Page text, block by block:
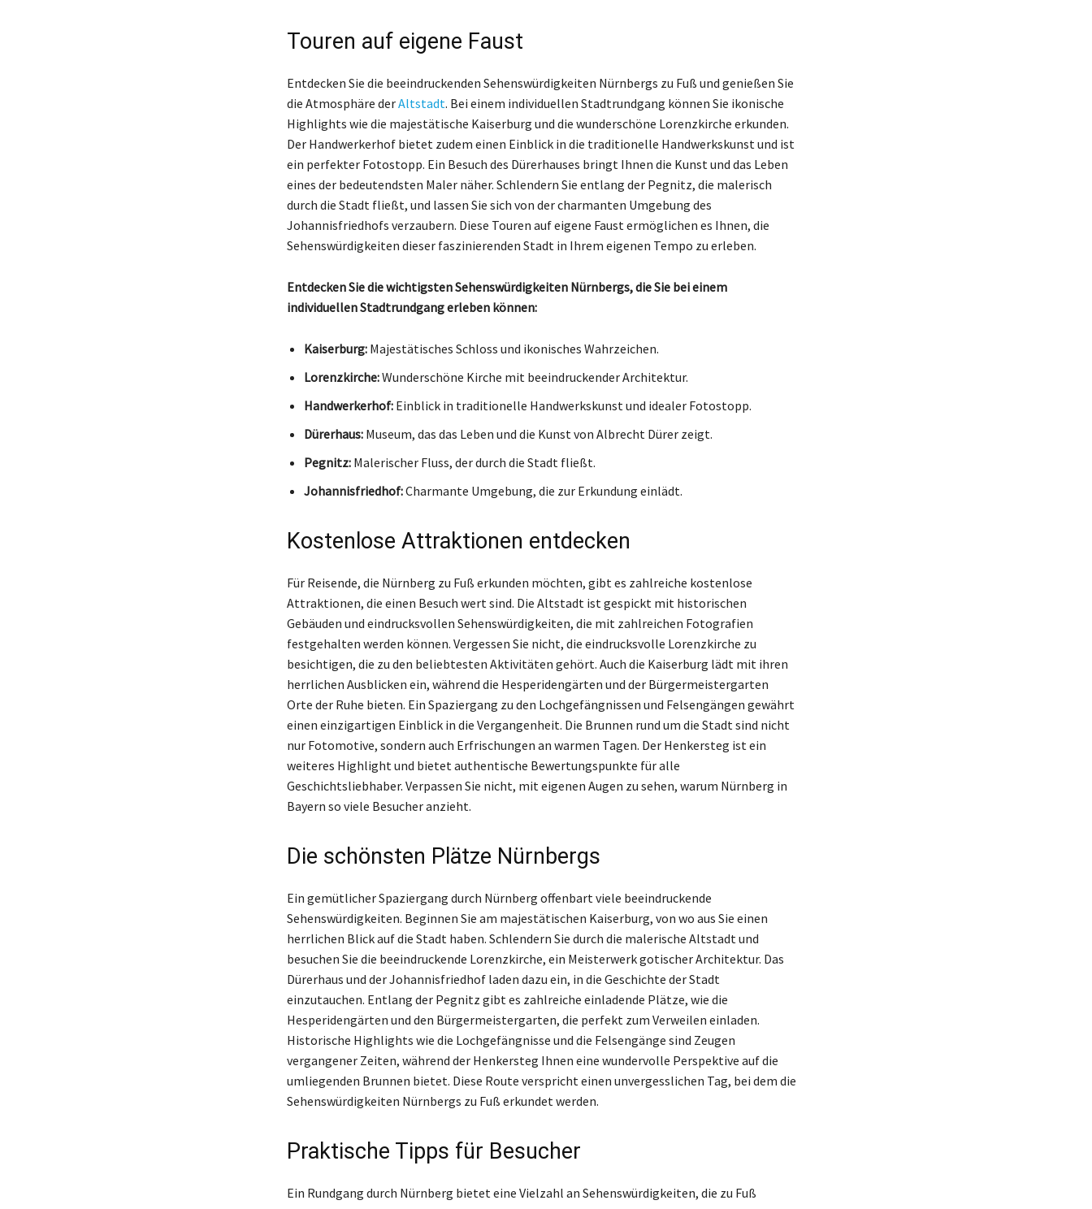
Touren auf eigene Faust
Entdecken Sie die beeindruckenden Sehenswürdigkeiten Nürnbergs zu Fuß und genießen Sie
die Atmosphäre derAltstadt. Bei einem individuellen Stadtrundgang können Sie ikonische
Highlights wie die majestätische Kaiserburg und die wunderschöne Lorenzkirche erkunden.
Der Handwerkerhof bietet zudem einen Einblick in die traditionelle Handwerkskunst und ist
ein perfekter Fotostopp. Ein Besuch des Dürerhauses bringt Ihnen die Kunst und das Leben
eines der bedeutendsten Maler näher. Schlendern Sie entlang der Pegnitz, die malerisch
durch die Stadt fließt, und lassen Sie sich von der charmanten Umgebung des
Johannisfriedhofs verzaubern. Diese Touren auf eigene Faust ermöglichen es Ihnen, die
Sehenswürdigkeiten dieser faszinierenden Stadt in Ihrem eigenen Tempo zu erleben.
Entdecken Sie die wichtigsten Sehenswürdigkeiten Nürnbergs, die Sie bei einem
individuellen Stadtrundgang erleben können:
Kaiserburg:Majestätisches Schloss und ikonisches Wahrzeichen.
Lorenzkirche:Wunderschöne Kirche mit beeindruckender Architektur.
Handwerkerhof:Einblick in traditionelle Handwerkskunst und idealer Fotostopp.
Dürerhaus:Museum, das das Leben und die Kunst von Albrecht Dürer zeigt.
Pegnitz:Malerischer Fluss, der durch die Stadt fließt.
Johannisfriedhof:Charmante Umgebung, die zur Erkundung einlädt.
Kostenlose Attraktionen entdecken
Für Reisende, die Nürnberg zu Fuß erkunden möchten, gibt es zahlreiche kostenlose
Attraktionen, die einen Besuch wert sind. Die Altstadt ist gespickt mit historischen
Gebäuden und eindrucksvollen Sehenswürdigkeiten, die mit zahlreichen Fotografien
festgehalten werden können. Vergessen Sie nicht, die eindrucksvolle Lorenzkirche zu
besichtigen, die zu den beliebtesten Aktivitäten gehört. Auch die Kaiserburg lädt mit ihren
herrlichen Ausblicken ein, während die Hesperidengärten und der Bürgermeistergarten
Orte der Ruhe bieten. Ein Spaziergang zu den Lochgefängnissen und Felsengängen gewährt
einen einzigartigen Einblick in die Vergangenheit. Die Brunnen rund um die Stadt sind nicht
nur Fotomotive, sondern auch Erfrischungen an warmen Tagen. Der Henkersteg ist ein
weiteres Highlight und bietet authentische Bewertungspunkte für alle
Geschichtsliebhaber. Verpassen Sie nicht, mit eigenen Augen zu sehen, warum Nürnberg in
Bayern so viele Besucher anzieht.
Die schönsten Plätze Nürnbergs
Ein gemütlicher Spaziergang durch Nürnberg offenbart viele beeindruckende
Sehenswürdigkeiten. Beginnen Sie am majestätischen Kaiserburg, von wo aus Sie einen
herrlichen Blick auf die Stadt haben. Schlendern Sie durch die malerische Altstadt und
besuchen Sie die beeindruckende Lorenzkirche, ein Meisterwerk gotischer Architektur. Das
Dürerhaus und der Johannisfriedhof laden dazu ein, in die Geschichte der Stadt
einzutauchen. Entlang der Pegnitz gibt es zahlreiche einladende Plätze, wie die
Hesperidengärten und den Bürgermeistergarten, die perfekt zum Verweilen einladen.
Historische Highlights wie die Lochgefängnisse und die Felsengänge sind Zeugen
vergangener Zeiten, während der Henkersteg Ihnen eine wundervolle Perspektive auf die
umliegenden Brunnen bietet. Diese Route verspricht einen unvergesslichen Tag, bei dem die
Sehenswürdigkeiten Nürnbergs zu Fuß erkundet werden.
Praktische Tipps für Besucher
Ein Rundgang durch Nürnberg bietet eine Vielzahl an Sehenswürdigkeiten, die zu Fuß